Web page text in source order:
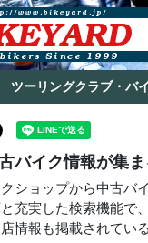
ツーリングクラブ・バ
バイク情報が集ま
ショップから中古バ
充実した検索機能で
情報も掲載されてい